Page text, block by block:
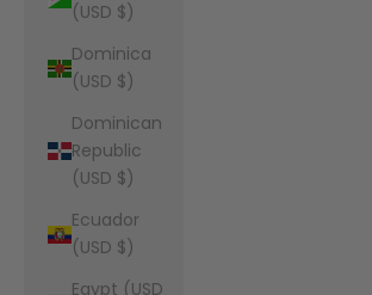
(USD $)
Dominica
(USD $)
Dominican
Republic
(USD $)
Ecuador
(USD $)
Egypt (USD